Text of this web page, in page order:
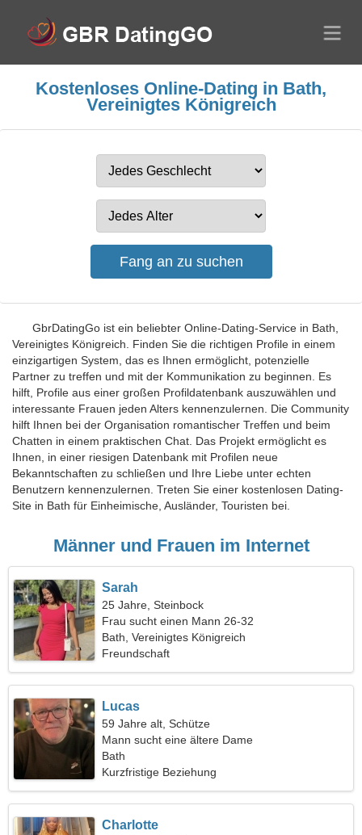
Kostenloses Online-Dating in Bath,
Vereinigtes Königreich
GbrDatingGo ist ein beliebter Online-Dating-Service in Bath,
Vereinigtes Königreich. Finden Sie die richtigen Profile in einem
einzigartigen System, das es Ihnen ermöglicht, potenzielle
Partner zu treffen und mit der Kommunikation zu beginnen. Es
hilft, Profile aus einer großen Profildatenbank auszuwählen und
interessante Frauen jeden Alters kennenzulernen. Die Community
hilft Ihnen bei der Organisation romantischer Treffen und beim
Chatten in einem praktischen Chat. Das Projekt ermöglicht es
Ihnen, in einer riesigen Datenbank mit Profilen neue
Bekanntschaften zu schließen und Ihre Liebe unter echten
Benutzern kennenzulernen. Treten Sie einer kostenlosen Dating-
Site in Bath für Einheimische, Ausländer, Touristen bei.
Männer und Frauen im Internet
Sarah
25 Jahre, Steinbock
Frau sucht einen Mann 26-32
Bath, Vereinigtes Königreich
Freundschaft
Lucas
59 Jahre alt, Schütze
Mann sucht eine ältere Dame
Bath
Kurzfristige Beziehung
Charlotte